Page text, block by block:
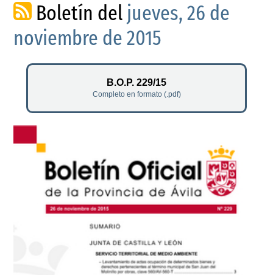
Boletín del jueves, 26 de
noviembre de 2015
B.O.P. 229/15
Completo en formato (.pdf)